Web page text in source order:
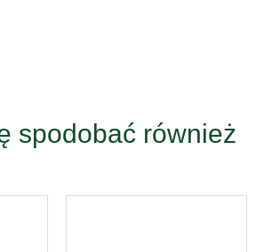
spodobać również